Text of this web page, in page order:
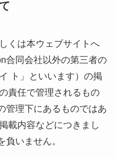
くは本ウェブサイトへ
合同会社以外の第三者の
ト」といいます）の掲
責任で管理されるもの
管理下にあるものではあ
載内容などにつきまし
負いません。